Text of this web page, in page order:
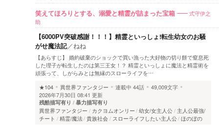
笑えてほろりとする、溺愛と精霊が詰まった宝箱
式守伊之
助
【6000PV突破感謝！！！】精霊といっしょ!転生幼女のお騒
がせ魔法記／ねね
【あらすじ】 婚約破棄のショックで買い漁った大好物の切り餅で窒息死
した理子が転生したのは第三王女！？ 精霊といっしょに魔法と精霊術を
頑張って、しがらみとは無縁のスローライフを…
★104
異世界ファンタジー 連載中 44話
49,009文字
2026年7月30日 08:41 更新
残酷描写有り 暴力描写有り
異世界ファンタジー カクヨムオンリー 幼女/女主人公
主人公最強/
チート
精霊/魔法 貴族社会 スローライフしたい主人公 ほのぼの